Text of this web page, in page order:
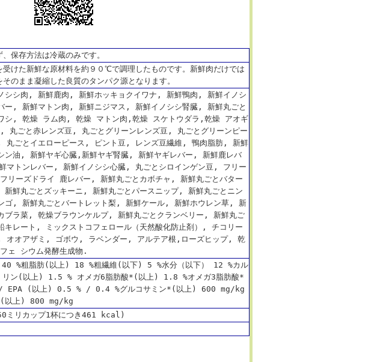
保存方法は冷蔵のみです。
受けた新鮮な原材料を約９０℃で調理したものです。新鮮肉だけでは
のまま凝縮した良質のタンパク源となります。
シシ肉, 新鮮鹿肉, 新鮮ホッキョクイワナ, 新鮮鴨肉, 新鮮イノシ
ー, 新鮮マトン肉, 新鮮ニジマス, 新鮮イノシシ腎臓, 新鮮丸ごと
シ, 乾燥 ラム肉, 乾燥 マトン肉,乾燥 スケトウダラ,乾燥 アオギ
丸ごと赤レンズ豆, 丸ごとグリーンレンズ豆, 丸ごとグリーンピー
丸ごとイエローピース, ピント豆, レンズ豆繊維, 鴨肉脂肪, 新鮮
ン油, 新鮮ヤギ心臓,新鮮ヤギ腎臓, 新鮮ヤギレバー, 新鮮鹿レバ
トンレバー, 新鮮イノシシ心臓, 丸ごとシロインゲン豆, フリー
リーズドライ 鹿レバー, 新鮮丸ごとカボチャ, 新鮮丸ごとバター
新鮮丸ごとズッキーニ, 新鮮丸ごとパースニップ, 新鮮丸ごとニン
ゴ, 新鮮丸ごとバートレット梨, 新鮮ケール, 新鮮ホウレン草, 新
ブラ菜, 乾燥ブラウンケルプ, 新鮮丸ごとクランベリー, 新鮮丸ご
キレート, ミックストコフェロール（天然酸化防止剤）, チコリー
オオアザミ, ゴボウ, ラベンダー, アルテア根,ローズヒップ, 乾
ェ シウム発酵生成物.
%粗脂肪(以上) 18 %粗繊維(以下) 5 %水分（以下） 12 %カル
ン(以上) 1.5 % オメガ6脂肪酸*(以上) 1.8 %オメガ3脂肪酸*
EPA (以上) 0.5 % / 0.4 %グルコサミン*(以上) 600 mg/kg
*(以上) 800 mg/kg
リカップ1杯につき461 kcal)